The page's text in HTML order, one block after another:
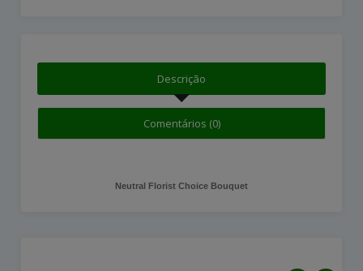
Descrição
Comentários (0)
Neutral Florist Choice Bouquet